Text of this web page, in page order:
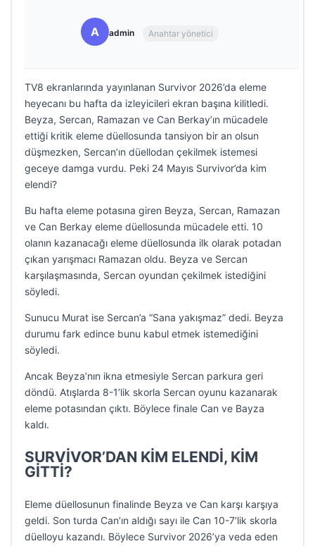
A admin Anahtar yönetici
TV8 ekranlarında yayınlanan Survivor 2026’da eleme
heyecanı bu hafta da izleyicileri ekran başına kilitledi.
Beyza, Sercan, Ramazan ve Can Berkay’ın mücadele
ettiği kritik eleme düellosunda tansiyon bir an olsun
düşmezken, Sercan’ın düellodan çekilmek istemesi
geceye damga vurdu. Peki 24 Mayıs Survivor’da kim
elendi?
Bu hafta eleme potasına giren Beyza, Sercan, Ramazan
ve Can Berkay eleme düellosunda mücadele etti. 10
olanın kazanacağı eleme düellosunda ilk olarak potadan
çıkan yarışmacı Ramazan oldu. Beyza ve Sercan
karşılaşmasında, Sercan oyundan çekilmek istediğini
söyledi.
Sunucu Murat ise Sercan’a “Sana yakışmaz” dedi. Beyza
durumu fark edince bunu kabul etmek istemediğini
söyledi.
Ancak Beyza’nın ikna etmesiyle Sercan parkura geri
döndü. Atışlarda 8-1’lik skorla Sercan oyunu kazanarak
eleme potasından çıktı. Böylece finale Can ve Bayza
kaldı.
SURVİVOR’DAN KİM ELENDİ, KİM
GİTTİ?
Eleme düellosunun finalinde Beyza ve Can karşı karşıya
geldi. Son turda Can’ın aldığı sayı ile Can 10-7’lik skorla
düelloyu kazandı. Böylece Survivor 2026’ya veda eden